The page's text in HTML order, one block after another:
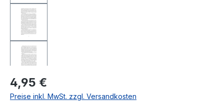
Regulärer Preis:
4,95 €
Preise inkl. MwSt. zzgl. Versandkosten